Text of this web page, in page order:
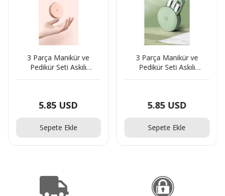
3 Parça Manikür ve
Pedikür Seti Askılı
5.85 USD
Sepete Ekle
3 Parça Manikür ve
Pedikür Seti Askılı
5.85 USD
Sepete Ekle